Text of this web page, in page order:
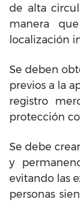
de alta
manera
localización
Se deben
previos a la
registro
protección
Se debe
y
evitando las
personas